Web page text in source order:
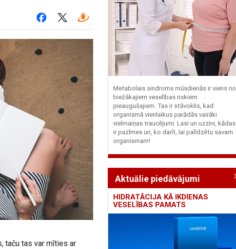
taču tas var mīties ar
Metabolais sindroms mūsdienās ir viens no
biežākajiem veselības riskiem
pieaugušajiem. Tas ir stāvoklis, kad
organismā vienlaikus parādās vairāki
vielmaiņas traucējumi. Lasi un uzzini, kādas
ir pazīmes un, ko darīt, lai palīdzētu savam
organismam!
Aktuālie piedāvājumi
HIDRATĀCIJA KĀ IKDIENAS
VESELĪBAS PAMATS